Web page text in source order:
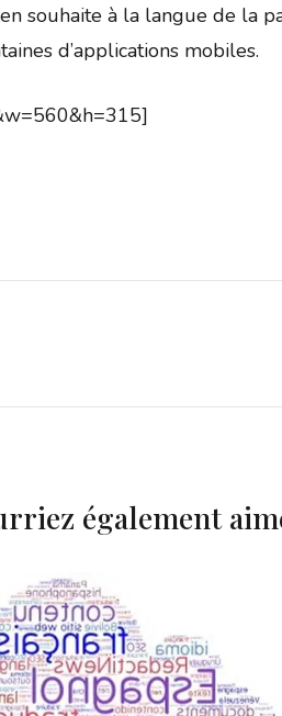
souhaite à la langue de la
d’applications mobiles.
également